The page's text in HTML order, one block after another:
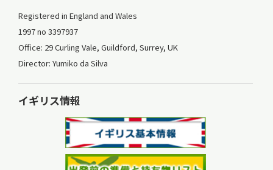
Registered in England and Wales
1997 no 3397937
Office: 29 Curling Vale, Guildford, Surrey, UK
Director: Yumiko da Silva
イギリス情報